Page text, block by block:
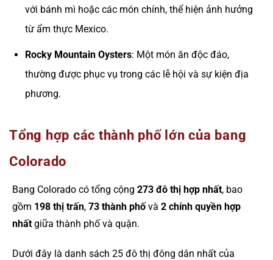
với bánh mì hoặc các món chính, thể hiện ảnh hưởng
từ ẩm thực Mexico.
Rocky Mountain Oysters: Một món ăn độc đáo,
thường được phục vụ trong các lễ hội và sự kiện địa
phương.
Tổng hợp các thành phố lớn của bang
Colorado
Bang Colorado có tổng cộng 273 đô thị hợp nhất, bao
gồm 198 thị trấn, 73 thành phốvà 2 chính quyền hợp
nhất giữa thành phố và quận.
Dưới đây là danh sách 25 đô thị đông dân nhất của